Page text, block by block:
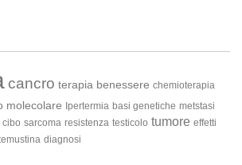
cancro terapia benessere chemioterapia
molecolare Ipertermia basi genetiche metstasi
cibo sarcoma resistenza testicolo tumore effetti
diagnosi